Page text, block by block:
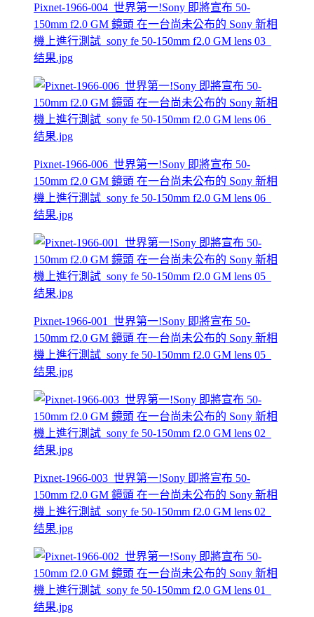
Pixnet-1966-004_世界第一!Sony 即將宣布 50-
150mm f2.0 GM 鏡頭 在一台尚未公布的 Sony 新相
機上進行測試_sony fe 50-150mm f2.0 GM lens 03_
结果.jpg
Pixnet-1966-006_世界第一!Sony 即將宣布 50-
150mm f2.0 GM 鏡頭 在一台尚未公布的 Sony 新相
機上進行測試_sony fe 50-150mm f2.0 GM lens 06_
结果.jpg
Pixnet-1966-001_世界第一!Sony 即將宣布 50-
150mm f2.0 GM 鏡頭 在一台尚未公布的 Sony 新相
機上進行測試_sony fe 50-150mm f2.0 GM lens 05_
结果.jpg
Pixnet-1966-003_世界第一!Sony 即將宣布 50-
150mm f2.0 GM 鏡頭 在一台尚未公布的 Sony 新相
機上進行測試_sony fe 50-150mm f2.0 GM lens 02_
结果.jpg